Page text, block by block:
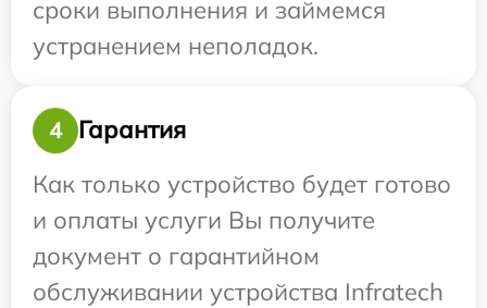
сроки выполнения и займемся
устранением неполадок.
4
Гарантия
Как только устройство будет готово
и оплаты услуги Вы получите
документ о гарантийном
обслуживании устройства Infratech